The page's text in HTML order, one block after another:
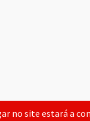
no site estará a